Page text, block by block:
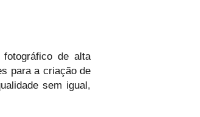
de alta
para a criação de
sem igual,